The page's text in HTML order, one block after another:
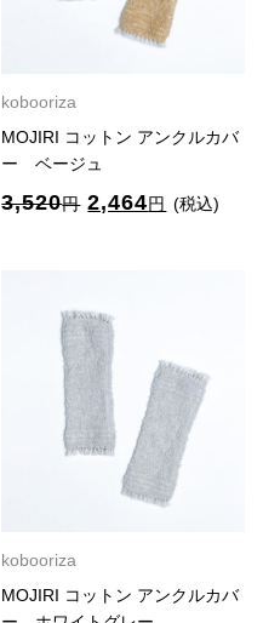
kobooriza
MOJIRI コットン アンクルカバ
ー ベージュ
3,520円 元
は
3,520
円
で
た。
2,464円 現
は
2,464
円
で
す。
(税込)
kobooriza
MOJIRI コットン アンクルカバ